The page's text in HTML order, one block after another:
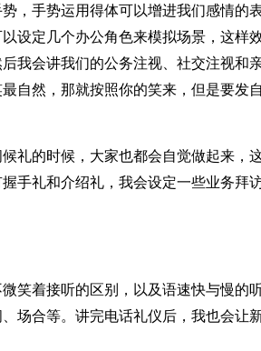
，手势运用得体可以增进我们感情的
设定几个办公角色来模拟场景，这样效
我会讲我们的公务注视、社交注视和
自然，那就按照你的笑来，但是要发
礼的时候，大家也都会自觉做起来，
手礼和介绍礼，我会设定一些业务拜
笑着接听的区别，以及语速快与慢的
场合等。讲完电话礼仪后，我也会让